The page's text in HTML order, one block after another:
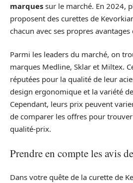
marques sur le marché. En 2024,
proposent des curettes de
chacun avec ses propres avantages
Parmi les leaders du marché, on
marques Medline, Sklar et Miltex.
réputées pour la qualité de leur
design ergonomique et la variété
Cependant, leurs prix peuvent
de comparer les offres pour
qualité-prix.
Prendre en compte les avis
Dans votre quête de la curette de